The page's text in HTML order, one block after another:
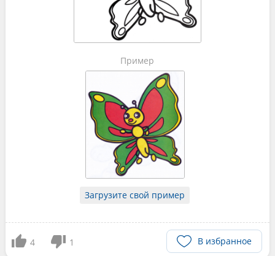
Пример
Загрузите свой пример
4 1 В избранное